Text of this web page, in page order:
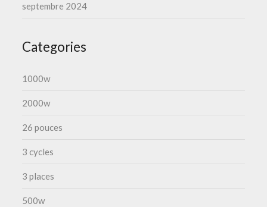
septembre 2024
Categories
1000w
2000w
26 pouces
3 cycles
3 places
500w